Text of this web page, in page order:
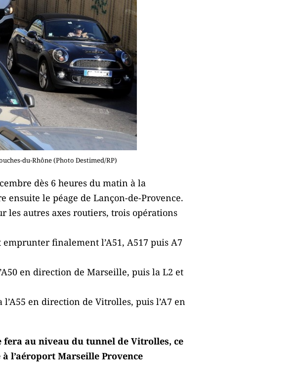
du-Rhône (Photo Destimed/RP)
dès 6 heures du matin à la
le péage de Lançon-de-Provence.
les autres axes routiers, trois opérations
finalement l’A51, A517 puis A7
en direction de Marseille, puis la L2 et
en direction de Vitrolles, puis l’A7 en
au niveau du tunnel de Vitrolles, ce
l’aéroport Marseille Provence